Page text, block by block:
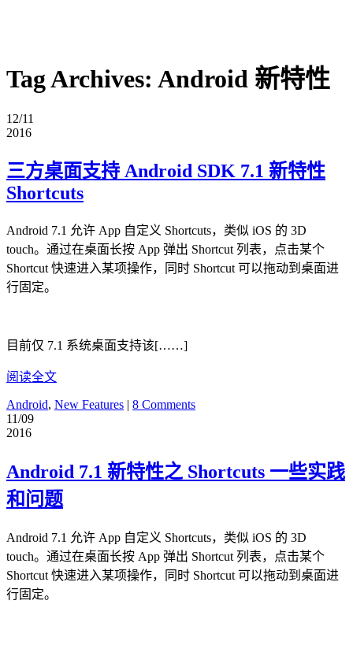
Tag Archives: Android 新特性
12/11
2016
三方桌面支持 Android SDK 7.1 新特性
Shortcuts
Android 7.1 允许 App 自定义 Shortcuts，类似 iOS 的 3D
touch。通过在桌面长按 App 弹出 Shortcut 列表，点击某个
Shortcut 快速进入某项操作，同时 Shortcut 可以拖动到桌面进
行固定。
目前仅 7.1 系统桌面支持该[……]
阅读全文
Android, New Features | 8 Comments
11/09
2016
Android 7.1 新特性之 Shortcuts 一些实践
和问题
Android 7.1 允许 App 自定义 Shortcuts，类似 iOS 的 3D
touch。通过在桌面长按 App 弹出 Shortcut 列表，点击某个
Shortcut 快速进入某项操作，同时 Shortcut 可以拖动到桌面进
行固定。